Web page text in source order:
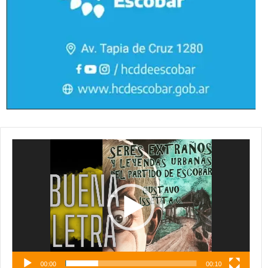
00:00 00:10